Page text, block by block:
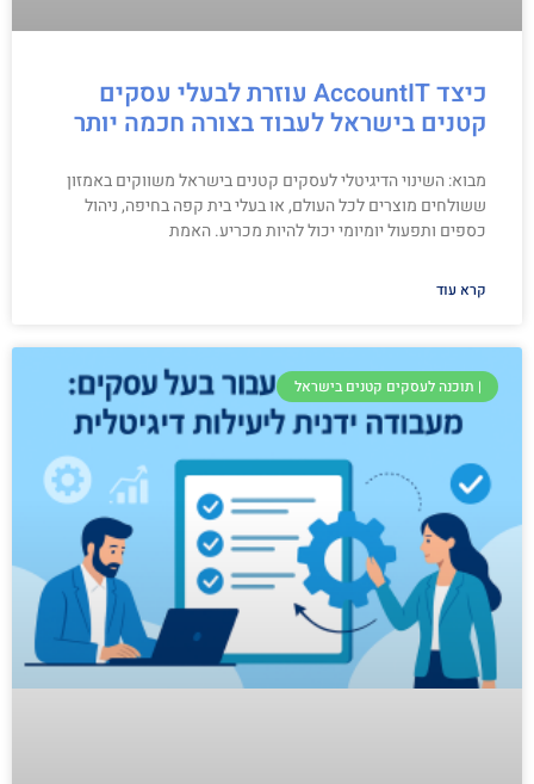
כיצד AccountIT עוזרת לבעלי עסקים
קטנים בישראל לעבוד בצורה חכמה יותר
מבוא: השינוי הדיגיטלי לעסקים קטנים בישראל משווקים באמזון
ששולחים מוצרים לכל העולם, או בעלי בית קפה בחיפה, ניהול
כספים ותפעול יומיומי יכול להיות מכריע. האמת
קרא עוד
| תוכנה לעסקים קטנים בישראל